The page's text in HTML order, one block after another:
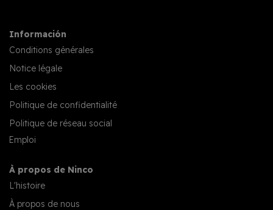
Información
Conditions générales
Notice légale
Les cookies
Politique de confidentialité
Politique de réseau social
Emploi
À propos de Ninco
L'histoire
À propos de nous